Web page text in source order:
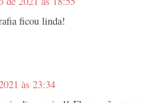
ficou linda!
às 23:34